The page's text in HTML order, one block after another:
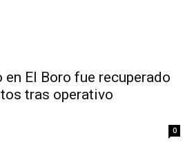
El Boro fue recuperado
tras operativo
0